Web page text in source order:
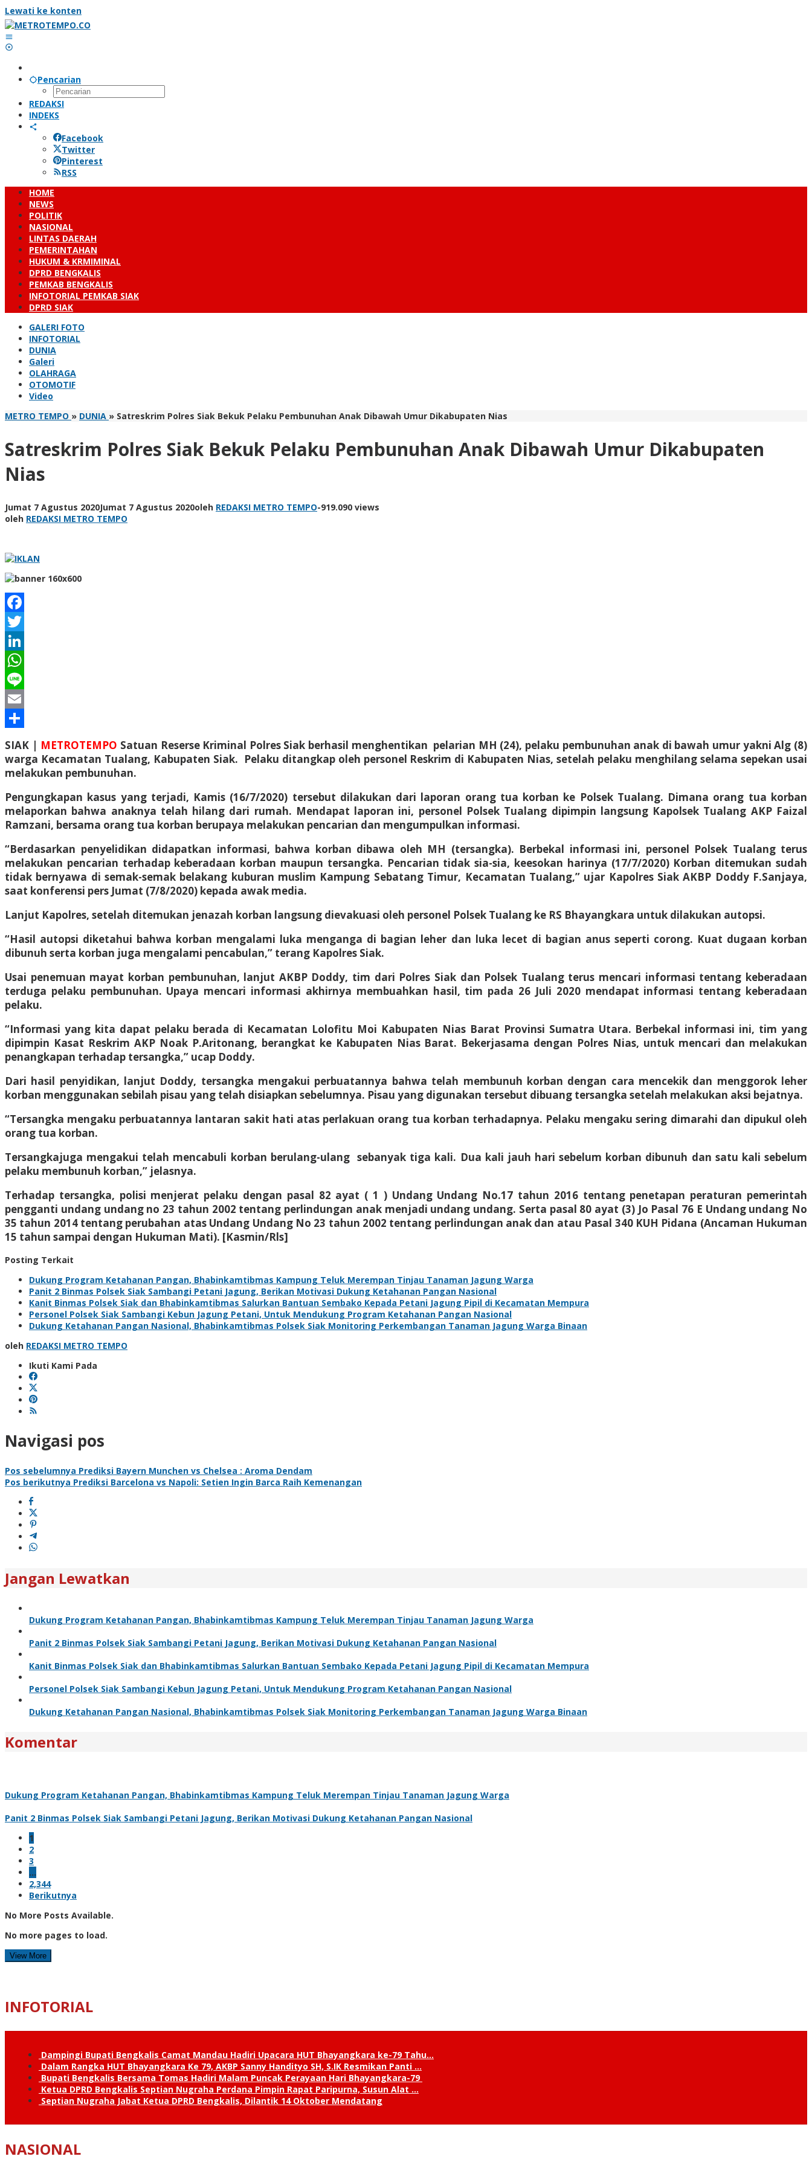
Lewati ke konten
Pencarian
REDAKSI
INDEKS
Facebook
Twitter
Pinterest
RSS
HOME
NEWS
POLITIK
NASIONAL
LINTAS DAERAH
PEMERINTAHAN
HUKUM & KRMIMINAL
DPRD BENGKALIS
PEMKAB BENGKALIS
INFOTORIAL PEMKAB SIAK
DPRD SIAK
GALERI FOTO
INFOTORIAL
DUNIA
Galeri
OLAHRAGA
OTOMOTIF
Video
METRO TEMPO » DUNIA » Satreskrim Polres Siak Bekuk Pelaku Pembunuhan Anak Dibawah Umur Dikabupaten Nias
Satreskrim Polres Siak Bekuk Pelaku Pembunuhan Anak Dibawah Umur Dikabupaten
Nias
Jumat 7 Agustus 2020Jumat 7 Agustus 2020oleh REDAKSI METRO TEMPO-919.090 views
oleh REDAKSI METRO TEMPO
Facebook
Twitter
LinkedIn
WhatsApp
Line
Email
SIAK | METROTEMPO Satuan Reserse Kriminal Polres Siak berhasil menghentikan pelarian MH (24), pelaku pembunuhan anak di bawah umur yakni Alg (8)
warga Kecamatan Tualang, Kabupaten Siak. Pelaku ditangkap oleh personel Reskrim di Kabupaten Nias, setelah pelaku menghilang selama sepekan usai
melakukan pembunuhan.
Pengungkapan kasus yang terjadi, Kamis (16/7/2020) tersebut dilakukan dari laporan orang tua korban ke Polsek Tualang. Dimana orang tua korban
melaporkan bahwa anaknya telah hilang dari rumah. Mendapat laporan ini, personel Polsek Tualang dipimpin langsung Kapolsek Tualang AKP Faizal
Ramzani, bersama orang tua korban berupaya melakukan pencarian dan mengumpulkan informasi.
“Berdasarkan penyelidikan didapatkan informasi, bahwa korban dibawa oleh MH (tersangka). Berbekal informasi ini, personel Polsek Tualang terus
melakukan pencarian terhadap keberadaan korban maupun tersangka. Pencarian tidak sia-sia, keesokan harinya (17/7/2020) Korban ditemukan sudah
tidak bernyawa di semak-semak belakang kuburan muslim Kampung Sebatang Timur, Kecamatan Tualang,” ujar Kapolres Siak AKBP Doddy F.Sanjaya,
saat konferensi pers Jumat (7/8/2020) kepada awak media.
Lanjut Kapolres, setelah ditemukan jenazah korban langsung dievakuasi oleh personel Polsek Tualang ke RS Bhayangkara untuk dilakukan autopsi.
“Hasil autopsi diketahui bahwa korban mengalami luka menganga di bagian leher dan luka lecet di bagian anus seperti corong. Kuat dugaan korban
dibunuh serta korban juga mengalami pencabulan,” terang Kapolres Siak.
Usai penemuan mayat korban pembunuhan, lanjut AKBP Doddy, tim dari Polres Siak dan Polsek Tualang terus mencari informasi tentang keberadaan
terduga pelaku pembunuhan. Upaya mencari informasi akhirnya membuahkan hasil, tim pada 26 Juli 2020 mendapat informasi tentang keberadaan
pelaku.
“Informasi yang kita dapat pelaku berada di Kecamatan Lolofitu Moi Kabupaten Nias Barat Provinsi Sumatra Utara. Berbekal informasi ini, tim yang
dipimpin Kasat Reskrim AKP Noak P.Aritonang, berangkat ke Kabupaten Nias Barat. Bekerjasama dengan Polres Nias, untuk mencari dan melakukan
penangkapan terhadap tersangka,” ucap Doddy.
Dari hasil penyidikan, lanjut Doddy, tersangka mengakui perbuatannya bahwa telah membunuh korban dengan cara mencekik dan menggorok leher
korban menggunakan sebilah pisau yang telah disiapkan sebelumnya. Pisau yang digunakan tersebut dibuang tersangka setelah melakukan aksi bejatnya.
“Tersangka mengaku perbuatannya lantaran sakit hati atas perlakuan orang tua korban terhadapnya. Pelaku mengaku sering dimarahi dan dipukul oleh
orang tua korban.
Tersangkajuga mengakui telah mencabuli korban berulang-ulang sebanyak tiga kali. Dua kali jauh hari sebelum korban dibunuh dan satu kali sebelum
pelaku membunuh korban,” jelasnya.
Terhadap tersangka, polisi menjerat pelaku dengan pasal 82 ayat ( 1 ) Undang Undang No.17 tahun 2016 tentang penetapan peraturan pemerintah
pengganti undang undang no 23 tahun 2002 tentang perlindungan anak menjadi undang undang. Serta pasal 80 ayat (3) Jo Pasal 76 E Undang undang No
35 tahun 2014 tentang perubahan atas Undang Undang No 23 tahun 2002 tentang perlindungan anak dan atau Pasal 340 KUH Pidana (Ancaman Hukuman
15 tahun sampai dengan Hukuman Mati). [Kasmin/Rls]
Posting Terkait
Dukung Program Ketahanan Pangan, Bhabinkamtibmas Kampung Teluk Merempan Tinjau Tanaman Jagung Warga
Panit 2 Binmas Polsek Siak Sambangi Petani Jagung, Berikan Motivasi Dukung Ketahanan Pangan Nasional
Kanit Binmas Polsek Siak dan Bhabinkamtibmas Salurkan Bantuan Sembako Kepada Petani Jagung Pipil di Kecamatan Mempura
Personel Polsek Siak Sambangi Kebun Jagung Petani, Untuk Mendukung Program Ketahanan Pangan Nasional
Dukung Ketahanan Pangan Nasional, Bhabinkamtibmas Polsek Siak Monitoring Perkembangan Tanaman Jagung Warga Binaan
oleh REDAKSI METRO TEMPO
Ikuti Kami Pada
Navigasi pos
Pos sebelumnya Prediksi Bayern Munchen vs Chelsea : Aroma Dendam
Pos berikutnya Prediksi Barcelona vs Napoli: Setien Ingin Barca Raih Kemenangan
Jangan Lewatkan
Dukung Program Ketahanan Pangan, Bhabinkamtibmas Kampung Teluk Merempan Tinjau Tanaman Jagung Warga
Panit 2 Binmas Polsek Siak Sambangi Petani Jagung, Berikan Motivasi Dukung Ketahanan Pangan Nasional
Kanit Binmas Polsek Siak dan Bhabinkamtibmas Salurkan Bantuan Sembako Kepada Petani Jagung Pipil di Kecamatan Mempura
Personel Polsek Siak Sambangi Kebun Jagung Petani, Untuk Mendukung Program Ketahanan Pangan Nasional
Dukung Ketahanan Pangan Nasional, Bhabinkamtibmas Polsek Siak Monitoring Perkembangan Tanaman Jagung Warga Binaan
Komentar
Dukung Program Ketahanan Pangan, Bhabinkamtibmas Kampung Teluk Merempan Tinjau Tanaman Jagung Warga
Panit 2 Binmas Polsek Siak Sambangi Petani Jagung, Berikan Motivasi Dukung Ketahanan Pangan Nasional
1
2
3
…
2,344
Berikutnya
No More Posts Available.
No more pages to load.
View More
INFOTORIAL
Dampingi Bupati Bengkalis Camat Mandau Hadiri Upacara HUT Bhayangkara ke-79 Tahu…
Dalam Rangka HUT Bhayangkara Ke 79, AKBP Sanny Handityo SH, S.IK Resmikan Panti …
Bupati Bengkalis Bersama Tomas Hadiri Malam Puncak Perayaan Hari Bhayangkara-79
Ketua DPRD Bengkalis Septian Nugraha Perdana Pimpin Rapat Paripurna, Susun Alat …
Septian Nugraha Jabat Ketua DPRD Bengkalis, Dilantik 14 Oktober Mendatang
NASIONAL